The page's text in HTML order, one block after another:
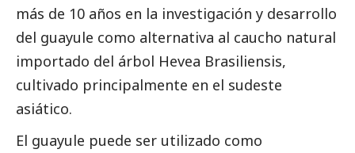
más de 10 años en la investigación y desarrollo
del guayule como alternativa al caucho natural
importado del árbol Hevea Brasiliensis,
cultivado principalmente en el sudeste
asiático.
El guayule puede ser utilizado como